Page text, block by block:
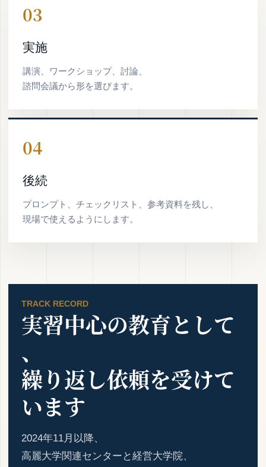
03
実施
講演、ワークショップ、討論、
諮問会議から形を選びます。
04
後続
プロンプト、チェックリスト、参考資料を残し、
現場で使えるようにします。
TRACK RECORD
実習中心の教育として
、
繰り返し依頼を受けて
います
2024年11月以降、
高麗大学関連センターと経営大学院、